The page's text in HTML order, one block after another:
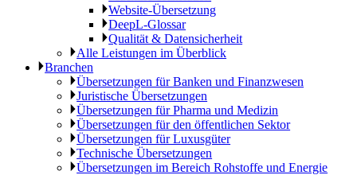
Website-Übersetzung
DeepL-Glossar
Qualität & Datensicherheit
Alle Leistungen im Überblick
Branchen
Übersetzungen für Banken und Finanzwesen
Juristische Übersetzungen
Übersetzungen für Pharma und Medizin
Übersetzungen für den öffentlichen Sektor
Übersetzungen für Luxusgüter
Technische Übersetzungen
Übersetzungen im Bereich Rohstoffe und Energie